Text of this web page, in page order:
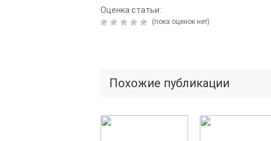
Оценка статьи:
(пока оценок нет)
Похожие публикации